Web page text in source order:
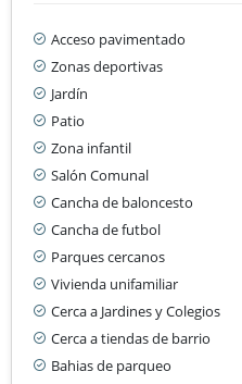
Acceso pavimentado
Zonas deportivas
Jardín
Patio
Zona infantil
Salón Comunal
Cancha de baloncesto
Cancha de futbol
Parques cercanos
Vivienda unifamiliar
Cerca a Jardines y Colegios
Cerca a tiendas de barrio
Bahias de parqueo